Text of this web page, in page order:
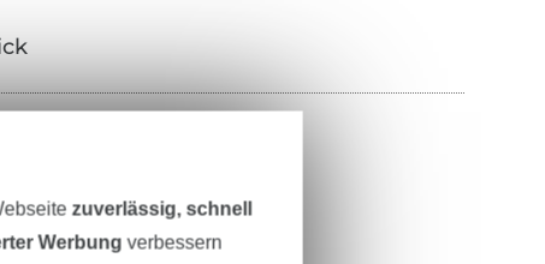
zuverlässig, schnell
Werbung verbessern